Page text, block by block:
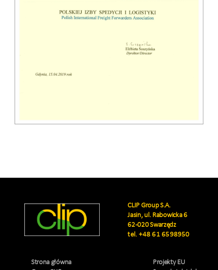
CLIP Group S.A.
Jasin, ul. Rabowicka 6
62-020 Swarzędz
tel.+48 61 6598950
Strona główna
Projekty EU